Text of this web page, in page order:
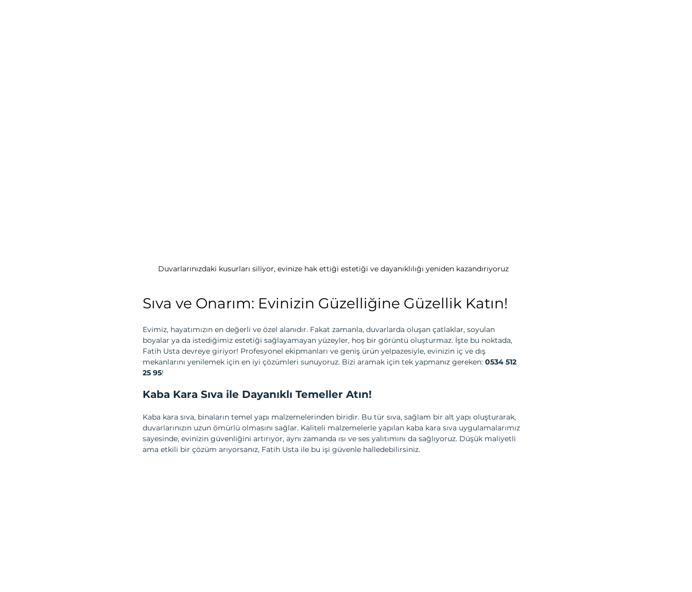
Duvarlarınızdaki kusurları siliyor, evinize hak ettiği estetiği ve dayanıklılığı yeniden kazandırıyoruz
Sıva ve Onarım: Evinizin Güzelliğine Güzellik Katın!
Evimiz, hayatımızın en değerli ve özel alanıdır. Fakat zamanla, duvarlarda oluşan çatlaklar, soyulan
boyalar ya da istediğimiz estetiği sağlayamayan yüzeyler, hoş bir görüntü oluşturmaz. İşte bu noktada,
Fatih Usta devreye giriyor! Profesyonel ekipmanları ve geniş ürün yelpazesiyle, evinizin iç ve dış
mekanlarını yenilemek için en iyi çözümleri sunuyoruz. Bizi aramak için tek yapmanız gereken: 0534 512
25 95!
Kaba Kara Sıva ile Dayanıklı Temeller Atın!
Kaba kara sıva, binaların temel yapı malzemelerinden biridir. Bu tür sıva, sağlam bir alt yapı oluşturarak,
duvarlarınızın uzun ömürlü olmasını sağlar. Kaliteli malzemelerle yapılan kaba kara sıva uygulamalarımız
sayesinde, evinizin güvenliğini artırıyor, aynı zamanda ısı ve ses yalıtımını da sağlıyoruz. Düşük maliyetli
ama etkili bir çözüm arıyorsanız, Fatih Usta ile bu işi güvenle halledebilirsiniz.